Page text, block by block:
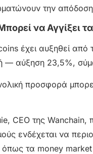
την
να Αγγίξει
έχει αυξηθεί
— αύξηση 23,5%,
προσφορά
CEO της
ενδέχεται να
όπως τα money